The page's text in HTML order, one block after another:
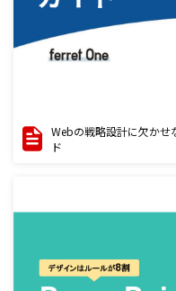
Webの戦略設計に欠かせ
ド